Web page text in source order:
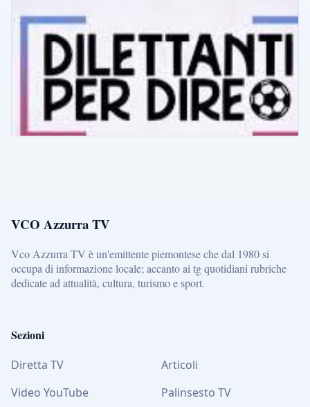
VCO Azzurra TV
Vco Azzurra TV è un'emittente piemontese che dal 1980 si
occupa di informazione locale; accanto ai tg quotidiani rubriche
dedicate ad attualità, cultura, turismo e sport.
Sezioni
Diretta TV
Articoli
Video YouTube
Palinsesto TV